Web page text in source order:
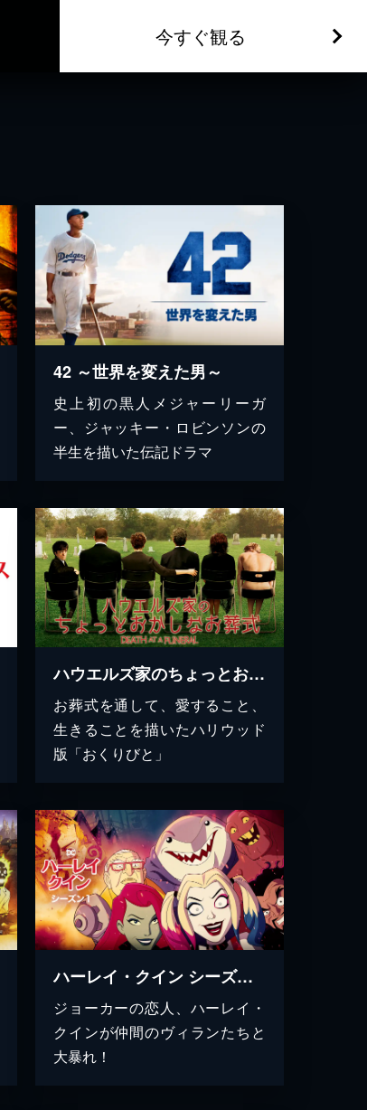
今すぐ観る
42 ～世界を変えた男～
史上初の黒人メジャーリーガ
ー、ジャッキー・ロビンソンの
半生を描いた伝記ドラマ
ハウエルズ家のちょっとおかしなお葬式
お葬式を通して、愛すること、
生きることを描いたハリウッド
版「おくりびと」
ハーレイ・クイン シーズン１
ジョーカーの恋人、ハーレイ・
クインが仲間のヴィランたちと
大暴れ！